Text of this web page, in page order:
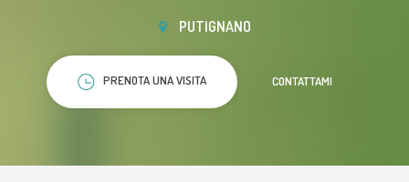
PUTIGNANO
PRENOTA UNA VISITA CONTATTAMI